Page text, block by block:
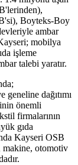
Boyteks-Boy
ambar
mobilya
işleme
talebi yaratır.
dağıtımı
önemli
firmalarının
gıda
Kayseri OSB
makine, otomotiv